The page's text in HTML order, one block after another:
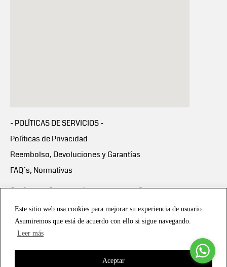
Este sitio web usa cookies para mejorar su experiencia de usuario.
Asumiremos que está de acuerdo con ello si sigue navegando.
Leer más
Aceptar
- POLÍTICAS DE SERVICIOS -
Políticas de Privacidad
Reembolso, Devoluciones y Garantías
FAQ´s, Normativas
Scalapay:Compra ahora y paga en 3 cuotas
Scalapay Política Privacidad